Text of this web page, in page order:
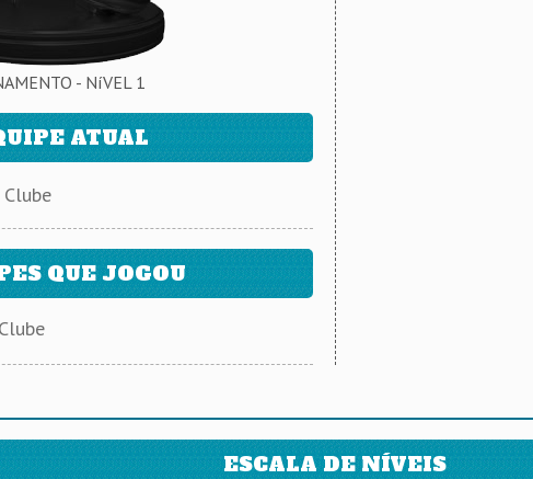
- NíVEL 1
ATUAL
QUE JOGOU
ESCALA DE NÍVEIS